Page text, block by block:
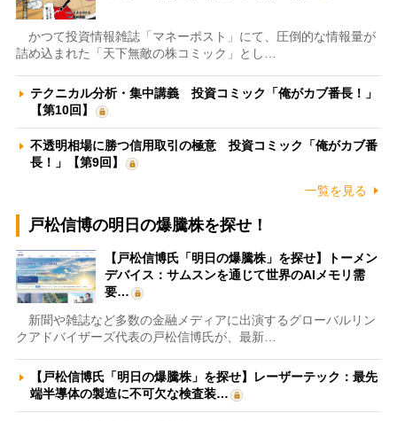
かつて投資情報雑誌「マネーポスト」にて、圧倒的な情報量が
詰め込まれた「天下無敵の株コミック」とし…
テクニカル分析・集中講義 投資コミック「俺がカブ番長！」
【第10回】
不透明相場に勝つ信用取引の極意 投資コミック「俺がカブ番
長！」【第9回】
一覧を見る
戸松信博の明日の爆騰株を探せ！
【戸松信博氏「明日の爆騰株」を探せ】トーメン
デバイス：サムスンを通じて世界のAIメモリ需
要…
新聞や雑誌など多数の金融メディアに出演するグローバルリン
クアドバイザーズ代表の戸松信博氏が、最新…
【戸松信博氏「明日の爆騰株」を探せ】レーザーテック：最先
端半導体の製造に不可欠な検査装…